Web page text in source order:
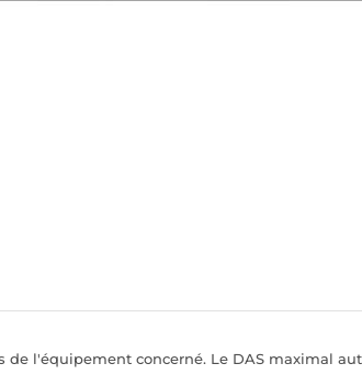
l'équipement concerné. Le DAS maximal